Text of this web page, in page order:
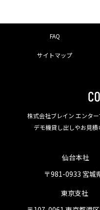
FAQ
サイトマップ
株式会社ブレイン エンタ
デモ機貸し出しやお見
仙台本社
〒981-0933 宮城
東京支社